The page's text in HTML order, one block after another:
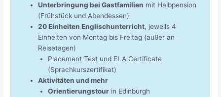
Unterbringung bei Gastfamilien mit Halbpension
(Frühstück und Abendessen)
20 Einheiten Englischunterricht, jeweils 4
Einheiten von Montag bis Freitag (außer an
Reisetagen)
Placement Test und ELA Certificate
(Sprachkurszertifikat)
Aktivitäten und mehr
Orientierungstour in Edinburgh